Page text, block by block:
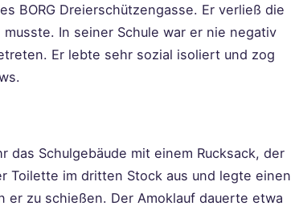
BORG Dreierschützengasse. Er verließ die
In seiner Schule war er nie negativ
Er lebte sehr sozial isoliert und zog
das Schulgebäude mit einem Rucksack, der
Toilette im dritten Stock aus und legte einen
er zu schießen. Der Amoklauf dauerte etwa